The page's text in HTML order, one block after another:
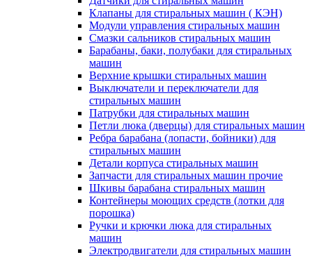
Клапаны для стиральных машин ( КЭН)
Модули управления стиральных машин
Смазки сальников стиральных машин
Барабаны, баки, полубаки для стиральных
машин
Верхние крышки стиральных машин
Выключатели и переключатели для
стиральных машин
Патрубки для стиральных машин
Петли люка (дверцы) для стиральных машин
Ребра барабана (лопасти, бойники) для
стиральных машин
Детали корпуса стиральных машин
Запчасти для стиральных машин прочие
Шкивы барабана стиральных машин
Контейнеры моющих средств (лотки для
порошка)
Ручки и крючки люка для стиральных
машин
Электродвигатели для стиральных машин